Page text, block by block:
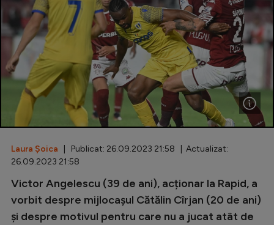
Echipa Națională
Fotbal feminin
Special
Diverse
Inedit
Clasamente
Champions League
Laura Șoica | Publicat: 26.09.2023 21:58 | Actualizat:
26.09.2023 21:58
Victor Angelescu (39 de ani), acționar la Rapid, a
vorbit despre mijlocașul Cătălin Cîrjan (20 de ani)
și despre motivul pentru care nu a jucat atât de